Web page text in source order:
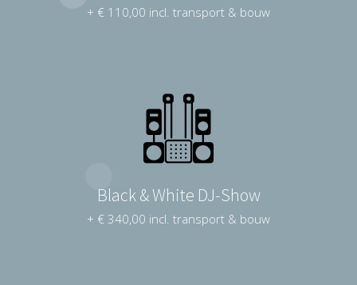
+ € 110,00 incl. transport & bouw
Black & White DJ-Show
+ € 340,00 incl. transport & bouw